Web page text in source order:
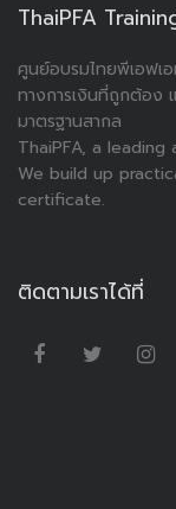
ThaiPFA
ศูนย์อบรมไทยพีเอฟเ
ทางการเงินที่ถูกต้อง
มาตรฐานสากล
ThaiPFA, a
We build up
certificate.
ติดตามเราได้ที่